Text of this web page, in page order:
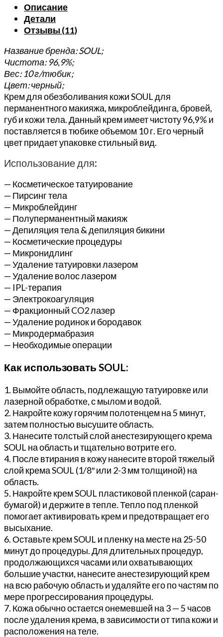
для
обезболивания
кожи
перманентного
макияжа,
микроблейдинга,
бровей,
губ
и
тела,
10
г
крема
Описание
Детали
Отзывы (11)
Название бренда: SOUL;
Чистота: 96,9%;
Вес: 10 г/тюбик;
Цвет: черный;
Крем для обезболивания кожи SOUL для
перманентного макияжа, микроблейдинга, бровей,
губ и кожи тела. Данный крем имеет чистоту 96,9% и
поставляется в тюбике объемом 10 г. Его черный
цвет придает упаковке стильный вид.
Использование для:
— Косметическое татуирование
— Пирсинг тела
— Микроблейдинг
— Полуперманентный макияж
— Депиляция тела & депиляция бикини
— Косметические процедуры
— Микронидлинг
— Удаление татуировки лазером
— Удаление волос лазером
— IPL-терапия
— Электрокоагуляция
— Фракционный CO2 лазер
— Удаление родинок и бородавок
— Микродермабразия
— Необходимые операции
Как использовать SOUL:
1. Вымойте область, подлежащую татуировке или
лазерной обработке, с мылом и водой.
2. Накройте кожу горячим полотенцем на 5 минут,
затем полностью высушите область.
3. Нанесите толстый слой анестезирующего крема
SOUL на область и тщательно вотрите его.
4. После втирания в кожу нанесите второй тяжелый
слой крема SOUL (1/8″ или 2-3 мм толщиной) на
область.
5. Накройте крем SOUL пластиковой пленкой (саран-
бумагой) и держите в тепле. Тепло под пленкой
помогает активировать крем и предотвращает его
высыхание.
6. Оставьте крем SOUL и пленку на месте на 25-50
минут до процедуры. Для длительных процедур,
продолжающихся часами или охватывающих
большие участки, нанесите анестезирующий крем
на всю рабочую область и удаляйте его по частям по
мере прогрессирования процедуры.
7. Кожа обычно остается онемевшей на 3 — 5 часов
после удаления крема, в зависимости от типа кожи и
расположения на теле.